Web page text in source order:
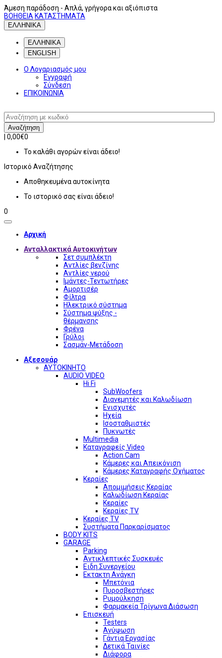
Άμεση παράδοση - Απλά, γρήγορα και αξιόπιστα
ΒΟΗΘΕΙΑ ΚΑΤΑΣΤΗΜΑΤΑ
ΕΛΛΗΝΙΚΑ
ΕΛΛΗΝΙΚΑ
ENGLISH
Ο Λογαριασμός μου
Εγγραφή
Σύνδεση
ΕΠΙΚΟΙΝΩΝΙΑ
Αναζήτηση
0,00€0
Το καλάθι αγορών είναι άδειο!
Ιστορικό Αναζήτησης
Αποθηκευμένα αυτοκίνητα
Το ιστορικό σας είναι άδειο!
0
Αρχική
Ανταλλακτικά Αυτοκινήτων
Σετ συμπλέκτη
Αντλίες βενζίνης
Αντλίες νερού
Ιμάντες-Τεντωτήρες
Αμορτισέρ
Φίλτρα
Ηλεκτρικό σύστημα
Σύστημα ψύξης -
θέρμανσης
Φρένα
Γρύλοι
Σασμάν-Μετάδοση
Αξεσουάρ
ΑΥΤΟΚΙΝΗΤΟ
AUDIO VIDEO
Hi Fi
SubWoofers
Διανεμητές και Καλωδίωση
Ενισχυτές
Ηχεία
Ισοσταθμιστές
Πυκνωτές
Multimedia
Καταγραφείς Video
Action Cam
Κάμερες και Απεικόνιση
Κάμερες Καταγραφής Οχήματος
Κεραίες
Απομιμήσεις Κεραίας
Καλωδίωση Κεραίας
Κεραίες
Κεραίες TV
Κεραίες TV
Συστήματα Παρκαρίσματος
BODY KITS
GARAGE
Parking
Αντικλεπτικές Συσκευές
Ειδη Συνεργείου
Εκτακτη Ανάγκη
Μπετόνια
Πυροσβεστήρες
Ρυμούλκηση
Φαρμακεία Τρίγωνα Διάσωση
Επισκευή
Testers
Ανύψωση
Γάντια Εργασίας
Δετικά Ταινίες
Διάφορα